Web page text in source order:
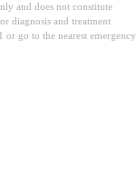
and does not constitute
diagnosis and treatment
go to the nearest emergency